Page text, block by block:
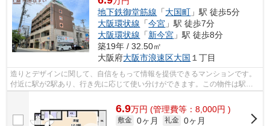
地下鉄御堂筋線 「大国町 」駅 徒歩5分
大阪環状線 「今宮 」駅 徒歩7分
大阪環状線 「新今宮 」駅 徒歩8分
築19年 / 32.50㎡
大阪府大阪市浪速区大国 １丁目
造りとデザインに関して、自信をもって情報を提供できるマンションです。
付近に駅が2駅あり、行き先に応じて使い分けができます。この物件は駅か
6.9万円 (管理費等：8,000円 )
敷金 0ヶ月 礼金 0ヶ月